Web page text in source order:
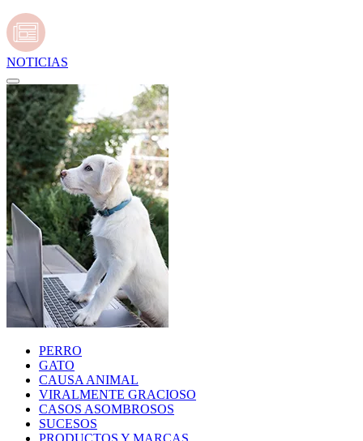
NOTICIAS
PERRO
GATO
CAUSA ANIMAL
VIRALMENTE GRACIOSO
CASOS ASOMBROSOS
SUCESOS
PRODUCTOS Y MARCAS